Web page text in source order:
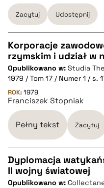
Zacytuj Udostępnij
CZYSTY TEKST
pobierz cytat
BIBTEX
pobierz cytat
Korporacje
rzymskim i udział w
Opublikowano w: Studia
1979 / Tom 17 / Numer 1 / s.
ROK: 1979
Franciszek Stopniak
Pełny tekst Zacytuj
CZYSTY TEKST
Dyplomacja
II wojny światowej
Opublikowano w: